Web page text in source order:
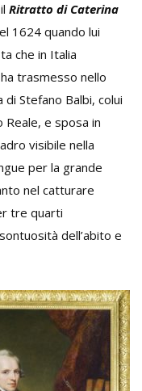
Ritratto di Caterina
1624 quando lui
che in Italia
trasmesso nello
Stefano Balbi, colui
Reale, e sposa in
visibile nella
per la grande
nel catturare
tre quarti
dell’abito e